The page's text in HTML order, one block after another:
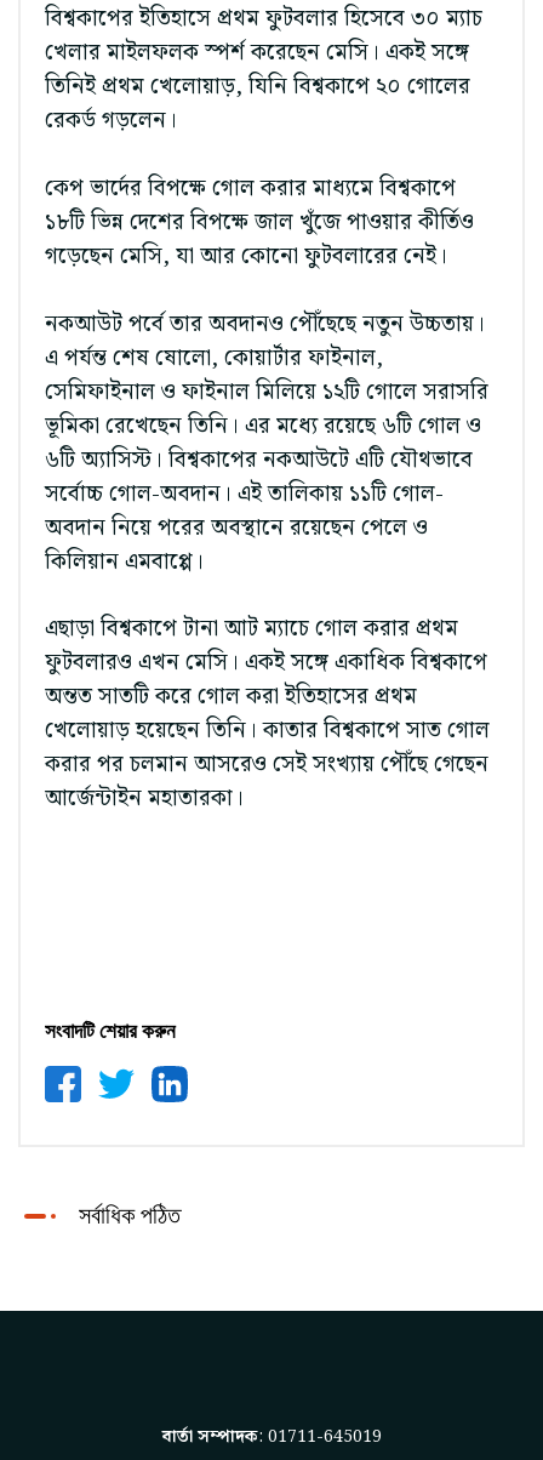
বিশ্বকাপের ইতিহাসে প্রথম ফুটবলার হিসেবে ৩০ ম্যাচ
খেলার মাইলফলক স্পর্শ করেছেন মেসি। একই সঙ্গে
তিনিই প্রথম খেলোয়াড়, যিনি বিশ্বকাপে ২০ গোলের
রেকর্ড গড়লেন।
কেপ ভার্দের বিপক্ষে গোল করার মাধ্যমে বিশ্বকাপে
১৮টি ভিন্ন দেশের বিপক্ষে জাল খুঁজে পাওয়ার কীর্তিও
গড়েছেন মেসি, যা আর কোনো ফুটবলারের নেই।
নকআউট পর্বে তার অবদানও পৌঁছেছে নতুন উচ্চতায়।
এ পর্যন্ত শেষ ষোলো, কোয়ার্টার ফাইনাল,
সেমিফাইনাল ও ফাইনাল মিলিয়ে ১২টি গোলে সরাসরি
ভূমিকা রেখেছেন তিনি। এর মধ্যে রয়েছে ৬টি গোল ও
৬টি অ্যাসিস্ট। বিশ্বকাপের নকআউটে এটি যৌথভাবে
সর্বোচ্চ গোল-অবদান। এই তালিকায় ১১টি গোল-
অবদান নিয়ে পরের অবস্থানে রয়েছেন পেলে ও
কিলিয়ান এমবাপ্পে।
এছাড়া বিশ্বকাপে টানা আট ম্যাচে গোল করার প্রথম
ফুটবলারও এখন মেসি। একই সঙ্গে একাধিক বিশ্বকাপে
অন্তত সাতটি করে গোল করা ইতিহাসের প্রথম
খেলোয়াড় হয়েছেন তিনি। কাতার বিশ্বকাপে সাত গোল
করার পর চলমান আসরেও সেই সংখ্যায় পৌঁছে গেছেন
আর্জেন্টাইন মহাতারকা।
সংবাদটি শেয়ার করুন
সর্বাধিক পঠিত
বার্তা সম্পাদক: 01711-645019